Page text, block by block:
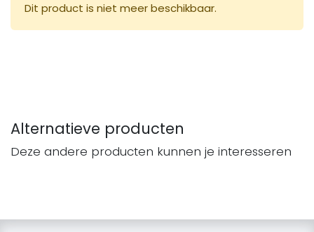
Dit product is niet meer beschikbaar.
Alternatieve producten
Deze andere producten kunnen je interesseren